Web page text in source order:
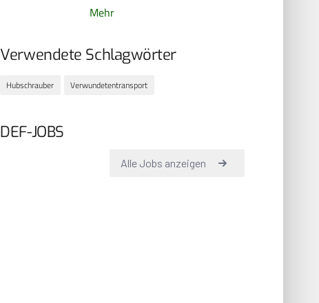
Mehr
Verwendete Schlagwörter
Hubschrauber Verwundetentransport
DEF-JOBS